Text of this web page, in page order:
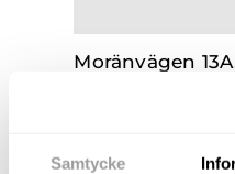
Samtycke
Moränvägen